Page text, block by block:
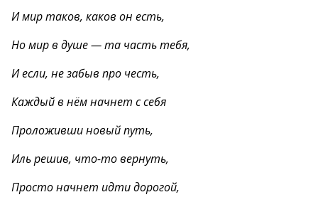
И мир таков, каков он есть,
Но мир в душе — та часть тебя,
И если, не забыв про честь,
Каждый в нём начнет с себя
Проложивши новый путь,
Иль решив, что-то вернуть,
Просто начнет идти дорогой,